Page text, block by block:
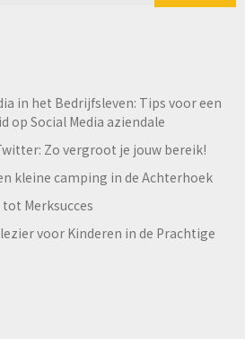
in het Bedrijfsleven: Tips voor een
op Social Media aziendale
Zo vergroot je jouw bereik!
kleine camping in de Achterhoek
Merksucces
voor Kinderen in de Prachtige